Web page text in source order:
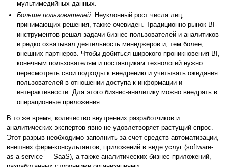
мультимедийных данных.
Больше пользователей. Неуклонный рост числа лиц,
принимающих решения, также очевиден. Традиционно рынок BI-
инструментов решал задачи бизнес-пользователей и аналитиков
и редко охватывал деятельность менеджеров и, тем более,
внешних партнеров. Чтобы добиться широкого проникновения BI,
конечным пользователям и поставщикам технологий нужно
пересмотреть свои подходы к внедрению и учитывать ожидания
пользователей в отношении доступа к информации и
интерактивности. Для этого бизнес-аналитику можно внедрять в
операционные приложения.
В то же время, количество внутренних разработчиков и
аналитических экспертов явно не удовлетворяет растущий спрос.
Этот разрыв необходимо заполнить за счет средств автоматизации,
внешних фирм-консультантов, приложений в виде услуг (software-
as-a-service — SaaS), а также аналитических бизнес-приложений,